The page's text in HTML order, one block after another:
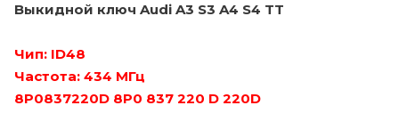
Выкидной ключ Audi A3 S3 A4 S4 TT
Чип: ID48
Частота: 434 МГц
8P0837220D 8P0 837 220 D 220D